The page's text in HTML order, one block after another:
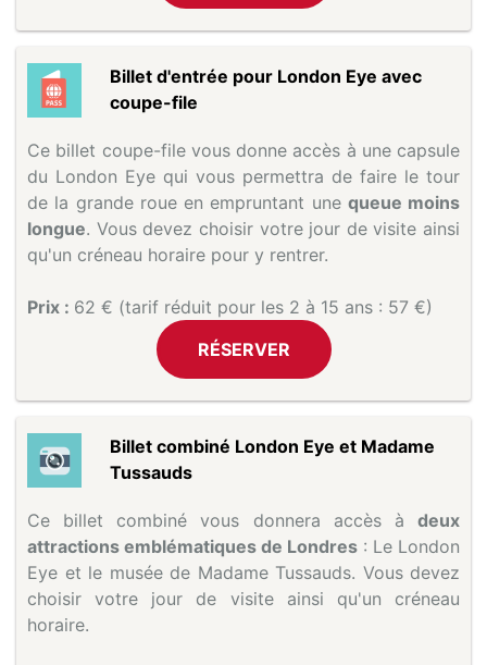
Billet d'entrée pour London Eye avec
coupe-file
Ce billet coupe-file vous donne accès à une capsule
du London Eye qui vous permettra de faire le tour
de la grande roue en empruntant une queue moins
longue. Vous devez choisir votre jour de visite ainsi
qu'un créneau horaire pour y rentrer.
Prix : 62 € (tarif réduit pour les 2 à 15 ans : 57 €)
RÉSERVER
Billet combiné London Eye et Madame
Tussauds
Ce billet combiné vous donnera accès à deux
attractions emblématiques de Londres : Le London
Eye et le musée de Madame Tussauds. Vous devez
choisir votre jour de visite ainsi qu'un créneau
horaire.